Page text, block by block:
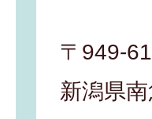
〒949-
新潟県